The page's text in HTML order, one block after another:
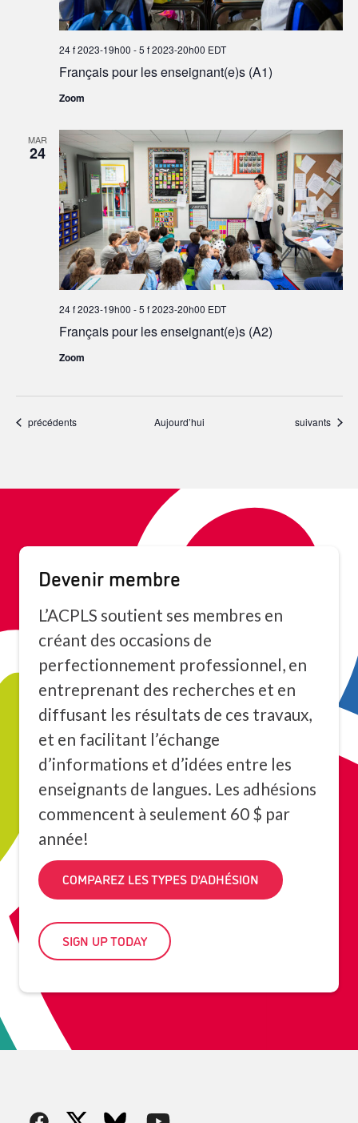
Français pour les enseignant(e)s (A1)
24 f 2023-19h00 -5 f 2023-20h00 EDT
Zoom
MAR
24
Français pour les enseignant(e)s (A2)
24 f 2023-19h00 -5 f 2023-20h00 EDT
Zoom
Événements
précédents Aujourd’hui Événements
suivants
Devenir membre
L’ACPLS soutient ses membres en
créant des occasions de
perfectionnement professionnel, en
entreprenant des recherches et en
diffusant les résultats de ces travaux,
et en facilitant l’échange
d’informations et d’idées entre les
enseignants de langues. Les adhésions
commencent à seulement 60 $ par
année!
COMPAREZ LES TYPES D’ADHÉSION
SIGN UP TODAY